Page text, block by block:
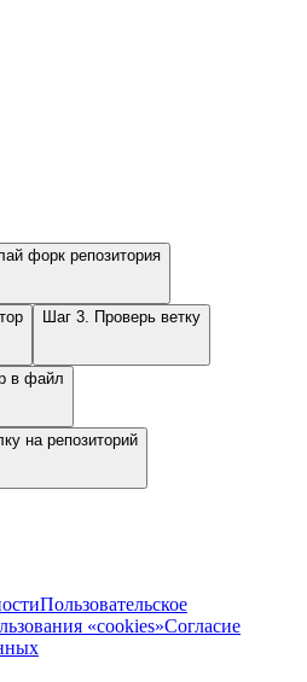
форк репозитория
Шаг 3. Проверь ветку
в файл
на репозиторий
Пользовательское
«cookies»Согласие